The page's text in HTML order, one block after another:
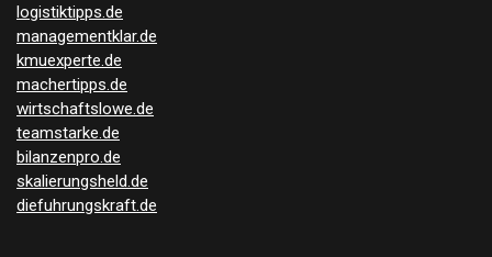
logistiktipps.de
managementklar.de
kmuexperte.de
machertipps.de
wirtschaftslowe.de
teamstarke.de
bilanzenpro.de
skalierungsheld.de
diefuhrungskraft.de